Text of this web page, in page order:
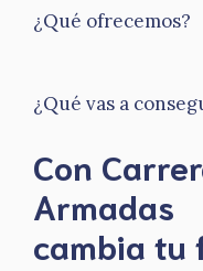
¿Qué ofrecemos?
¿Qué vas a
Con
Armadas
​cambia tu